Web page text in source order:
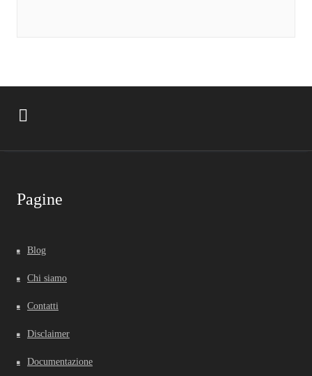
Pagine
Blog
Chi siamo
Contatti
Disclaimer
Documentazione